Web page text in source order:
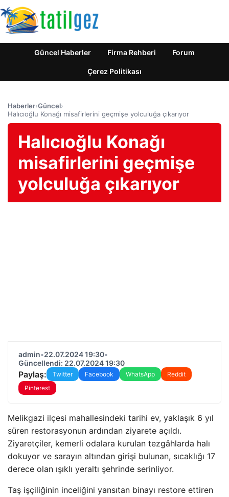
Güncel Haberler Firma Rehberi Forum
Çerez Politikası
Haberler›Güncel›
Halıcıoğlu Konağı misafirlerini geçmişe yolculuğa çıkarıyor
Halıcıoğlu Konağı
misafirlerini geçmişe
yolculuğa çıkarıyor
admin•22.07.2024 19:30•
Güncellendi: 22.07.2024 19:30
Paylaş: Twitter Facebook WhatsApp
Reddit
Pinterest
Melikgazi ilçesi mahallesindeki tarihi ev, yaklaşık 6 yıl
süren restorasyonun ardından ziyarete açıldı.
Ziyaretçiler, kemerli odalara kurulan tezgâhlarda halı
dokuyor ve sarayın altından girişi bulunan, sıcaklığı 17
derece olan ışıklı yeraltı şehrinde serinliyor.
Taş işçiliğinin inceliğini yansıtan binayı restore ettiren